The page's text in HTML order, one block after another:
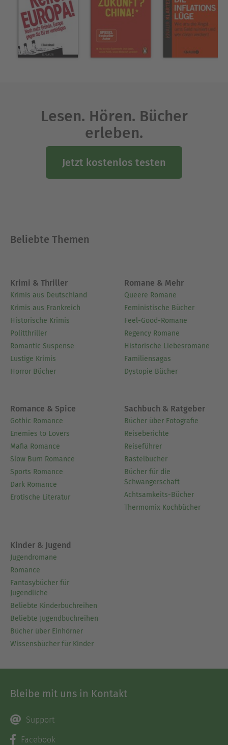
Lesen. Hören. Bücher
erleben.
Jetzt kostenlos testen
Beliebte Themen
Krimi & Thriller
Krimis aus Deutschland
Krimis aus Frankreich
Historische Krimis
Politthriller
Romantic Suspense
Lustige Krimis
Horror Bücher
Romane & Mehr
Queere Romane
Feministische Bücher
Feel-Good-Romane
Regency Romane
Historische Liebesromane
Familiensagas
Dystopie Bücher
Romance & Spice
Gothic Romance
Enemies to Lovers
Mafia Romance
Slow Burn Romance
Sports Romance
Dark Romance
Erotische Literatur
Sachbuch & Ratgeber
Bücher über Fotografie
Reiseberichte
Reiseführer
Bastelbücher
Bücher für die
Schwangerschaft
Achtsamkeits-Bücher
Thermomix Kochbücher
Kinder & Jugend
Jugendromane
Romance
Fantasybücher für
Jugendliche
Beliebte Kinderbuchreihen
Beliebte Jugendbuchreihen
Bücher über Einhörner
Wissensbücher für Kinder
Bleibe mit uns in Kontakt
Support
Facebook